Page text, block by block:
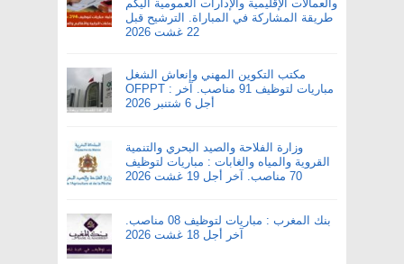
والعمالات الإقليمية والإدارات العمومية اليكم
طريقة المشاركة في المباراة. الترشيح قبل
22 غشت 2026
مكتب التكوين المهني وإنعاش الشغل
OFPPT : مباريات لتوظيف 91 مناصب. آخر
أجل 6 شتنبر 2026
وزارة الفلاحة والصيد البحري والتنمية
القروية والمياه والغابات : مباريات لتوظيف
70 مناصب. آخر أجل 19 غشت 2026
بنك المغرب : مباريات لتوظيف 08 مناصب.
آخر أجل 18 غشت 2026